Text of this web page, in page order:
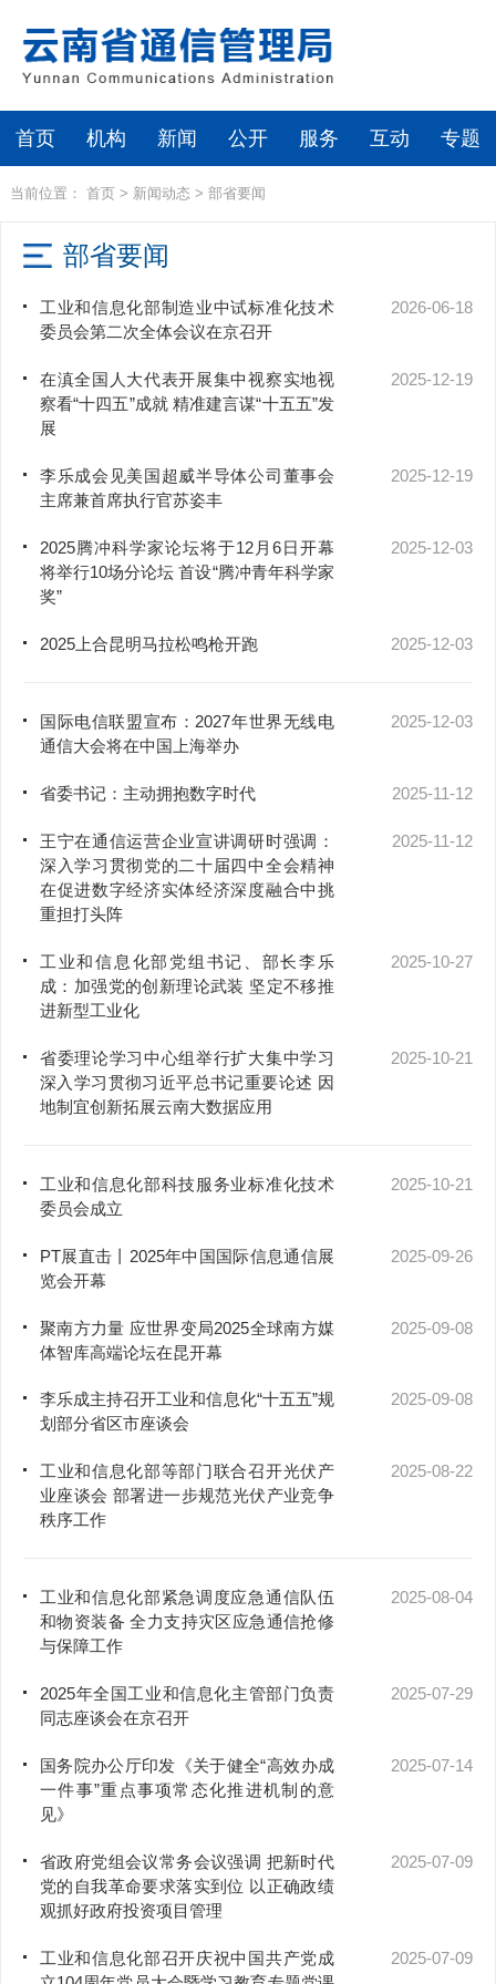
首页 机构 新闻 公开 服务 互动 专题
当前位置： 首页> 新闻动态 > 部省要闻
部省要闻
工业和信息化部制造业中试标准化技术
委员会第二次全体会议在京召开
2026-06-18
在滇全国人大代表开展集中视察实地视
察看“十四五”成就 精准建言谋“十五五”发
展
2025-12-19
李乐成会见美国超威半导体公司董事会
主席兼首席执行官苏姿丰
2025-12-19
2025腾冲科学家论坛将于12月6日开幕
将举行10场分论坛 首设“腾冲青年科学家
奖”
2025-12-03
2025上合昆明马拉松鸣枪开跑 2025-12-03
国际电信联盟宣布：2027年世界无线电
通信大会将在中国上海举办
2025-12-03
省委书记：主动拥抱数字时代 2025-11-12
王宁在通信运营企业宣讲调研时强调：
深入学习贯彻党的二十届四中全会精神
在促进数字经济实体经济深度融合中挑
重担打头阵
2025-11-12
工业和信息化部党组书记、部长李乐
成：加强党的创新理论武装 坚定不移推
进新型工业化
2025-10-27
省委理论学习中心组举行扩大集中学习
深入学习贯彻习近平总书记重要论述 因
地制宜创新拓展云南大数据应用
2025-10-21
工业和信息化部科技服务业标准化技术
委员会成立
2025-10-21
PT展直击丨2025年中国国际信息通信展
览会开幕
2025-09-26
聚南方力量 应世界变局2025全球南方媒
体智库高端论坛在昆开幕
2025-09-08
李乐成主持召开工业和信息化“十五五”规
划部分省区市座谈会
2025-09-08
工业和信息化部等部门联合召开光伏产
业座谈会 部署进一步规范光伏产业竞争
秩序工作
2025-08-22
工业和信息化部紧急调度应急通信队伍
和物资装备 全力支持灾区应急通信抢修
与保障工作
2025-08-04
2025年全国工业和信息化主管部门负责
同志座谈会在京召开
2025-07-29
国务院办公厅印发《关于健全“高效办成
一件事”重点事项常态化推进机制的意
见》
2025-07-14
省政府党组会议常务会议强调 把新时代
党的自我革命要求落实到位 以正确政绩
观抓好政府投资项目管理
2025-07-09
工业和信息化部召开庆祝中国共产党成
2025-07-09